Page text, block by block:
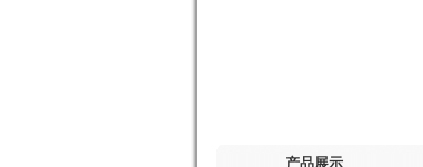
产品展示